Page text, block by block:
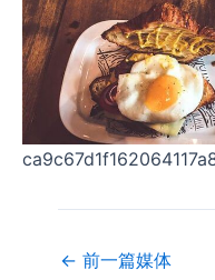
← 前一篇媒体